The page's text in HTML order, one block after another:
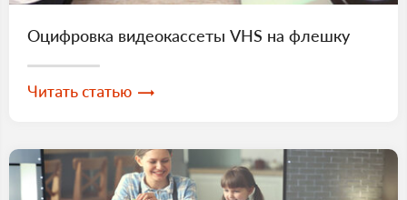
Оцифровка видеокассеты VHS на флешку
Читать статью